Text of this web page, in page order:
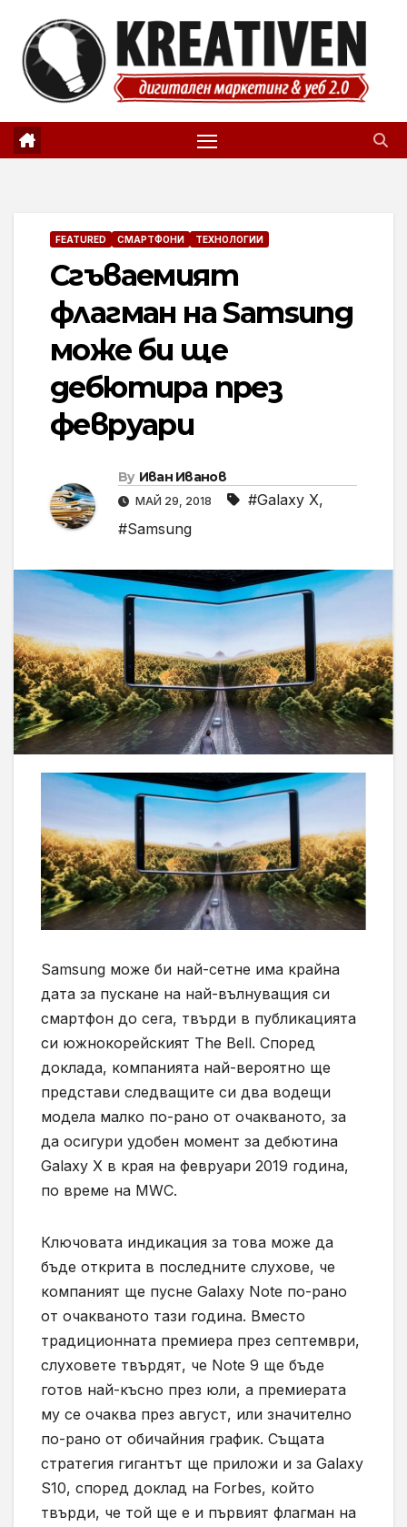
content
FEATURED СМАРТФОНИ ТЕХНОЛОГИИ
Сгъваемият
флагман на Samsung
може би ще
дебютира през
февруари
By Иван Иванов
МАЙ 29, 2018 #Galaxy X,
#Samsung
Samsung може би най-сетне има крайна
дата за пускане на най-вълнуващия си
смартфон до сега, твърди в публикацията
си южнокорейският The Bell. Според
доклада, компанията най-вероятно ще
представи следващите си два водещи
модела малко по-рано от очакваното, за
да осигури удобен момент за дебютина
Galaxy X в края на февруари 2019 година,
по време на MWC.
Ключовата индикация за това може да
бъде открита в последните слухове, че
компаният ще пусне Galaxy Note по-рано
от очакваното тази година. Вместо
традиционната премиера през септември,
слуховете твърдят, че Note 9 ще бъде
готов най-късно през юли, а премиерата
му се очаква през август, или значително
по-рано от обичайния график. Същата
стратегия гигантът ще приложи и за Galaxy
S10, според доклад на Forbes, който
твърди, че той ще е и първият флагман на